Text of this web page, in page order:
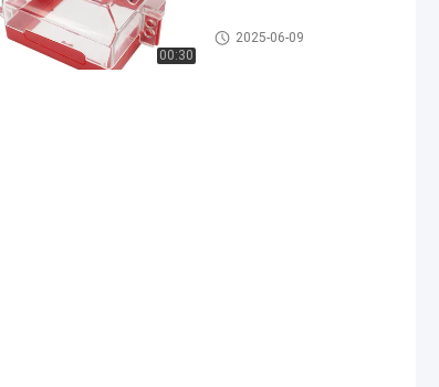
00:30
Elektrouitsluitingsapparaten
2025-06-09